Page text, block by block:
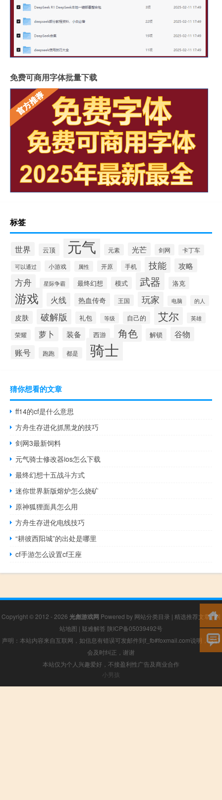
免费可商用字体批量下载
标签
世界 云顶 元气 元素 光芒 剑网 卡丁车
可以通过 小游戏 属性 开原 手机 技能 攻略
方舟 星际争霸 最终幻想 模式 武器 洛克
游戏 火线 热血传奇 王国 玩家 电脑 的人
皮肤 破解版 礼包 等级 自己的 艾尔 英雄
荣耀 萝卜 装备 西游 角色 解锁 谷物
账号 跑跑 都是 骑士
猜你想看的文章
ff14的cf是什么意思
方舟生存进化抓黑龙的技巧
剑网3最新饲料
元气骑士修改器ios怎么下载
最终幻想十五战斗方式
迷你世界新版熔炉怎么烧矿
原神狐狸面具怎么用
方舟生存进化电线技巧
“耕彼西阳城”的出处是哪里
cf手游怎么设置cf王座
Copyright © 2012 - 2026 光彪游戏网 Powered by 网站分类目录 | 精选推荐文章|网
站地图 | 疑难解答 陕ICP备05039492号
声明：本站内容来自互联网，如信息有错误可发邮件到f_fb#foxmail.com说明，我们
会及时纠正，谢谢
本站仅为个人兴趣爱好，不接盈利性广告及商业合作
小男孩